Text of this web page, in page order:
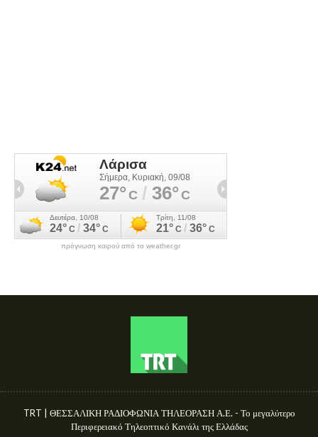
πρόγνωση καιρού από το weather.gr
TRT | ΘΕΣΣΑΛΙΚΗ ΡΑΔΙΟΦΩΝΙΑ ΤΗΛΕΟΡΑΣΗ Α.Ε. - Το μεγαλύτερο
Περιφερειακό Τηλεοπτικό Κανάλι της Ελλάδας